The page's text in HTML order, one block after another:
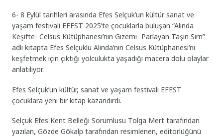
6- 8 Eylül tarihleri arasında Efes Selçuk’un kültür sanat ve
yaşam festivali EFEST 2025’te çocuklarla buluşan “Alinda
Keşifte- Celsus Kütüphanesi’nin Gizemi- Parlayan Taşın Sırrı”
adlı kitapta Efes Selçuklu Alinda’nın Celsus Kütüphanesi’ni
keşfetmek için çıktığı yolculukta yaşadığı macera dolu olaylar
anlatılıyor.
Efes Selçuk’un kültür, sanat ve yaşam festivali EFEST
çocuklara yeni bir kitap kazandırdı.
Selçuk Efes Kent Belleği Sorumlusu Tolga Mert tarafından
yazılan, Gözde Gökalp tarafından resimlenen, editörlüğünü